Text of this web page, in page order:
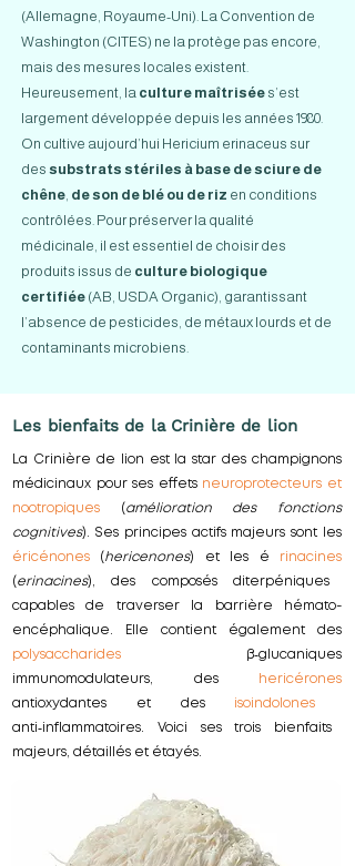
(Allemagne, Royaume-Uni). La Convention de
Washington (CITES) ne la protège pas encore,
mais des mesures locales existent.
Heureusement, la culture maîtrisée s’est
largement développée depuis les années 1980.
On cultive aujourd’hui Hericium erinaceus sur
des substrats stériles à base de sciure de
chêne de son de blé ou de riz en conditions
contrôlées. Pour préserver la qualité
médicinale, il est essentiel de choisir des
produits issus de culture biologique
certifiée (AB, USDA Organic), garantissant
l’absence de pesticides, de métaux lourds et de
contaminants microbiens.
Les bienfaits de la Crinière de lion
La Crinière de lion est la star des champignons
médicinaux pour ses effets neuroprotecteurs et
nootropiques (amélioration des fonctions
cognitives). Ses principes actifs majeurs sont les
éricénones (hericenones) et les é rinacines
(erinacines), des composés diterpéniques
capables de traverser la barrière hémato-
encéphalique. Elle contient également des
polysaccharides β‑glucaniques
immunomodulateurs, des
hericérones
antioxydantes et des isoindolones
anti‑inflammatoires. Voici ses trois bienfaits
majeurs, détaillés et étayés.